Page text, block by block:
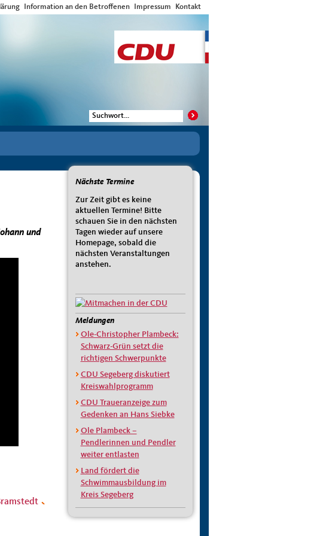
Information an den Betroffenen Impressum Kontakt
und
Nächste Termine
Zur Zeit gibt es keine
aktuellen Termine! Bitte
schauen Sie in den nächsten
Tagen wieder auf unsere
Homepage, sobald die
nächsten Veranstaltungen
anstehen.
Meldungen
Ole-Christopher Plambeck:
Schwarz-Grün setzt die
richtigen Schwerpunkte
CDU Segeberg diskutiert
Kreiswahlprogramm
CDU Traueranzeige zum
Gedenken an Hans Siebke
Ole Plambeck –
Pendlerinnen und Pendler
weiter entlasten
Land fördert die
Schwimmausbildung im
Kreis Segeberg